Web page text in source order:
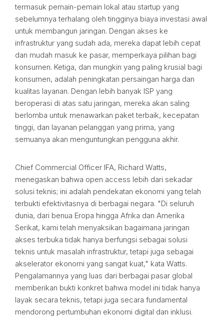
termasuk pemain-pemain lokal atau startup yang
sebelumnya terhalang oleh tingginya biaya investasi awal
untuk membangun jaringan. Dengan akses ke
infrastruktur yang sudah ada, mereka dapat lebih cepat
dan mudah masuk ke pasar, memperkaya pilihan bagi
konsumen. Ketiga, dan mungkin yang paling krusial bagi
konsumen, adalah peningkatan persaingan harga dan
kualitas layanan. Dengan lebih banyak ISP yang
beroperasi di atas satu jaringan, mereka akan saling
berlomba untuk menawarkan paket terbaik, kecepatan
tinggi, dan layanan pelanggan yang prima, yang
semuanya akan menguntungkan pengguna akhir.
Chief Commercial Officer IFA, Richard Watts,
menegaskan bahwa open access lebih dari sekadar
solusi teknis; ini adalah pendekatan ekonomi yang telah
terbukti efektivitasnya di berbagai negara. "Di seluruh
dunia, dari benua Eropa hingga Afrika dan Amerika
Serikat, kami telah menyaksikan bagaimana jaringan
akses terbuka tidak hanya berfungsi sebagai solusi
teknis untuk masalah infrastruktur, tetapi juga sebagai
akselerator ekonomi yang sangat kuat," kata Watts.
Pengalamannya yang luas dari berbagai pasar global
memberikan bukti konkret bahwa model ini tidak hanya
layak secara teknis, tetapi juga secara fundamental
mendorong pertumbuhan ekonomi digital dan inklusi.